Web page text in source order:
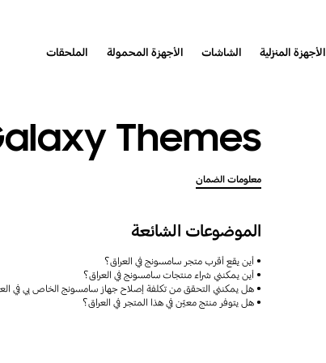
الأجهزة المنزلية الشاشات الأجهزة المحمولة الملحقات
Themes
معلومات الضمان
الموضوعات الشائعة
أين يقع أقرب متجر سامسونج في العراق؟
أين يمكنني شراء منتجات سامسونج في العراق؟
هل يمكنني التحقق من تكلفة إصلاح جهاز سامسونج الخاص بي في
هل يتوفر منتج معيّن في هذا المتجر في العراق؟